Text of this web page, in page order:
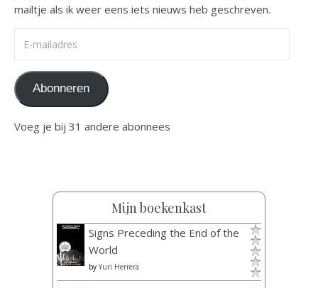
mailtje als ik weer eens iets nieuws heb geschreven.
Abonneren
Voeg je bij 31 andere abonnees
Mijn boekenkast
Signs Preceding the End of the
World
by Yuri Herrera